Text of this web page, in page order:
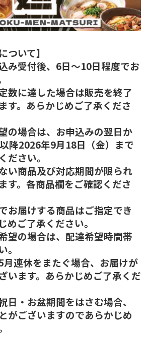
ついて】
み受付後、6日～10日程度でお
数に達した場合は販売を終了
す。あらかじめご了承くださ
の場合は、お申込みの翌日か
降2026年9月18日（金）まで
ださい。
い商品及び対応期間が限られ
す。各商品欄をご確認くださ
お届けする商品はご指定でき
めご了承ください。
望の場合は、配達希望時間帯
。
連休をまたぐ場合、お届けが
います。あらかじめご了承くだ
・お盆期間をはさむ場合、
がございますのであらかじめ